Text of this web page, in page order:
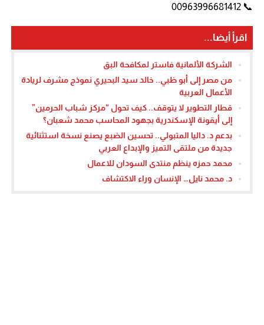
📞 00963996681412
اقرأ أيضا...
الشركة الألمانية فاستر لمكافحة البق
من مصر إلى أبو ظبي.. خالد سيد البحيري نموذج مشرف لريادة
الأعمال العربية
قطار التطوير لا يتوقف.. كيف تحول “مركز شباب الحرمين”
إلى أيقونة الإسكندرية بجهود المحاسب محمد شعبان؟
بدعم د. داليا المتبولي.. تحسين الضبع يصنع نسخة استثنائية
جديدة من ملتقى التميز والإبداع العربي
محمد حمزه ينظم منتدى السودان للاعمال
د. محمد نايل… الإنسان وراء الاكتشاف